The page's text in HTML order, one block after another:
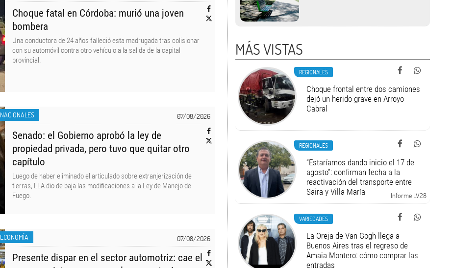
Choque fatal en Córdoba: murió una joven
bombera
Una conductora de 24 años falleció esta madrugada tras colisionar
con su automóvil contra otro vehículo a la salida de la capital
provincial.
07/08/2026
NACIONALES
Senado: el Gobierno aprobó la ley de
propiedad privada, pero tuvo que quitar otro
capítulo
Luego de haber eliminado el articulado sobre extranjerización de
tierras, LLA dio de baja las modificaciones a la Ley de Manejo de
Fuego.
07/08/2026
ECONOMÍA
Presente dispar en el sector automotriz: cae el
MÁS VISTAS
REGIONALES
Choque frontal entre dos camiones
dejó un herido grave en Arroyo
Cabral
REGIONALES
“Estaríamos dando inicio el 17 de
agosto”: confirman fecha a la
reactivación del transporte entre
Saira y Villa María
Informe LV28
VARIEDADES
La Oreja de Van Gogh llega a
Buenos Aires tras el regreso de
Amaia Montero: cómo comprar las
entradas